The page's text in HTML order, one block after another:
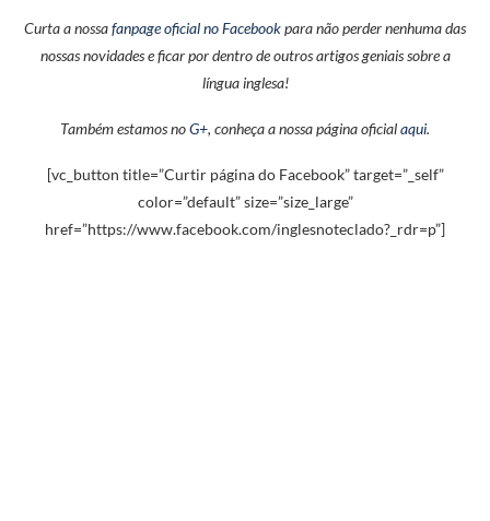
Curta a nossafanpage oficial no Facebookpara não perder nenhuma das
nossas novidades e ficar por dentro de outros artigos geniais sobre a
língua inglesa!
Também estamos noG+, conheça a nossa página oficialaqui.
[vc_button title=”Curtir página do Facebook” target=”_self”
color=”default” size=”size_large”
href=”https://www.facebook.com/inglesnoteclado?_rdr=p”]